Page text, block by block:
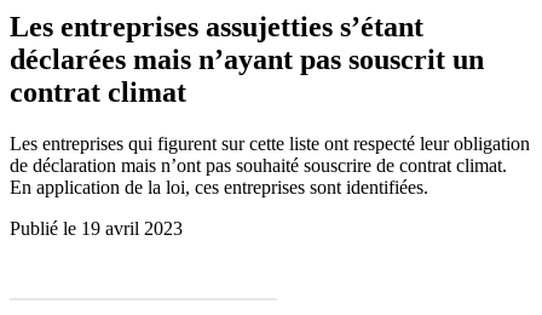
Les entreprises assujetties s’étant
déclarées mais n’ayant pas souscrit un
contrat climat
Les entreprises qui figurent sur cette liste ont respecté leur obligation
de déclaration mais n’ont pas souhaité souscrire de contrat climat.
En application de la loi, ces entreprises sont identifiées.
Publié le 19 avril 2023